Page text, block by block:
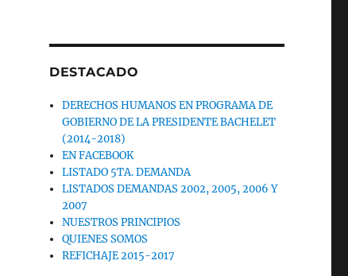
DESTACADO
DERECHOS HUMANOS EN PROGRAMA DE
GOBIERNO DE LA PRESIDENTE BACHELET
(2014-2018)
EN FACEBOOK
LISTADO 5TA. DEMANDA
LISTADOS DEMANDAS 2002, 2005, 2006 Y
2007
NUESTROS PRINCIPIOS
QUIENES SOMOS
REFICHAJE 2015-2017